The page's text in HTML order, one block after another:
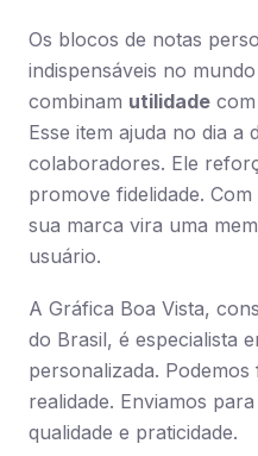
Os blocos de notas
indispensáveis no
combinam utilidade com
Esse item ajuda no dia a
colaboradores. Ele
promove fidelidade.
sua marca vira uma
usuário.
A Gráfica Boa Vista,
do Brasil, é especialista
personalizada.
realidade. Enviamos
qualidade e praticidade.